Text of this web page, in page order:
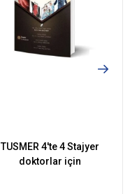
TUSMER 4'te 4 Stajyer
doktorlar için